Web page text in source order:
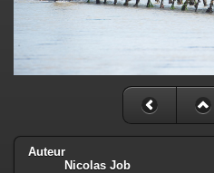
Auteur
Nicolas Job